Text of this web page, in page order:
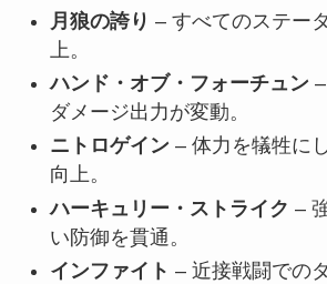
月狼の誇り – すべてのステー
上。
ハンド・オブ・フォーチュン–
ダメージ出力が変動。
ニトロゲイン– 体力を犠牲に
向上。
ハーキュリー・ストライク –
い防御を貫通。
インファイト – 近接戦闘での